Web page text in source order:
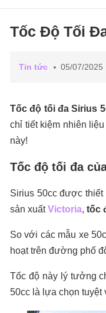
Tốc Độ Tối
Tin tức 05/07/2025
Tốc độ tối đa Sirius
chỉ tiết kiệm nhiên
này!
Tốc độ tối đa
Sirius 50cc được
sản xuấtVictoria, tốc
So với các mẫu xe
hoạt trên đường phố
Tốc độ này lý tưởng
50cc là lựa chọn tuyệt